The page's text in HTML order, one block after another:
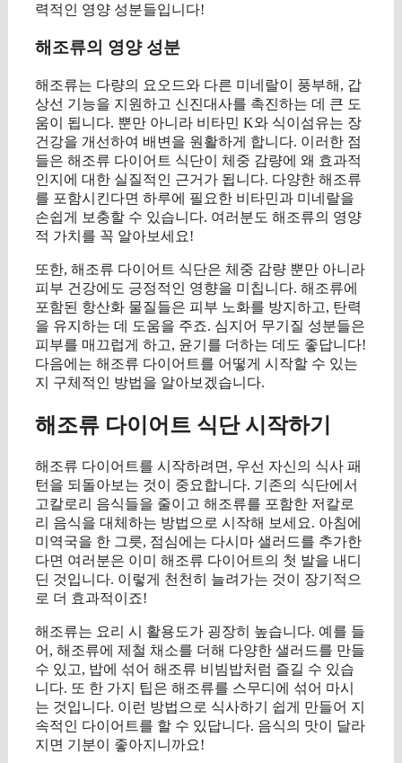
력적인 영양 성분들입니다!
해조류의 영양 성분
해조류는 다량의 요오드와 다른 미네랄이 풍부해, 갑
상선 기능을 지원하고 신진대사를 촉진하는 데 큰 도
움이 됩니다. 뿐만 아니라 비타민 K와 식이섬유는 장
건강을 개선하여 배변을 원활하게 합니다. 이러한 점
들은 해조류 다이어트 식단이 체중 감량에 왜 효과적
인지에 대한 실질적인 근거가 됩니다. 다양한 해조류
를 포함시킨다면 하루에 필요한 비타민과 미네랄을
손쉽게 보충할 수 있습니다. 여러분도 해조류의 영양
적 가치를 꼭 알아보세요!
또한, 해조류 다이어트 식단은 체중 감량 뿐만 아니라
피부 건강에도 긍정적인 영향을 미칩니다. 해조류에
포함된 항산화 물질들은 피부 노화를 방지하고, 탄력
을 유지하는 데 도움을 주죠. 심지어 무기질 성분들은
피부를 매끄럽게 하고, 윤기를 더하는 데도 좋답니다!
다음에는 해조류 다이어트를 어떻게 시작할 수 있는
지 구체적인 방법을 알아보겠습니다.
해조류 다이어트 식단 시작하기
해조류 다이어트를 시작하려면, 우선 자신의 식사 패
턴을 되돌아보는 것이 중요합니다. 기존의 식단에서
고칼로리 음식들을 줄이고 해조류를 포함한 저칼로
리 음식을 대체하는 방법으로 시작해 보세요. 아침에
미역국을 한 그릇, 점심에는 다시마 샐러드를 추가한
다면 여러분은 이미 해조류 다이어트의 첫 발을 내디
딘 것입니다. 이렇게 천천히 늘려가는 것이 장기적으
로 더 효과적이죠!
해조류는 요리 시 활용도가 굉장히 높습니다. 예를 들
어, 해조류에 제철 채소를 더해 다양한 샐러드를 만들
수 있고, 밥에 섞어 해조류 비빔밥처럼 즐길 수 있습
니다. 또 한 가지 팁은 해조류를 스무디에 섞어 마시
는 것입니다. 이런 방법으로 식사하기 쉽게 만들어 지
속적인 다이어트를 할 수 있답니다. 음식의 맛이 달라
지면 기분이 좋아지니까요!